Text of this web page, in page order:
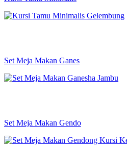
Set Meja Makan Ganes
Set Meja Makan Gendo